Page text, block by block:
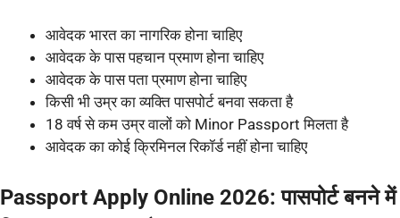
आवेदक भारत का नागरिक होना चाहिए
आवेदक के पास पहचान प्रमाण होना चाहिए
आवेदक के पास पता प्रमाण होना चाहिए
किसी भी उम्र का व्यक्ति पासपोर्ट बनवा सकता है
18 वर्ष से कम उम्र वालों को Minor Passport मिलता है
आवेदक का कोई क्रिमिनल रिकॉर्ड नहीं होना चाहिए
Passport Apply Online 2026: पासपोर्ट बनने में